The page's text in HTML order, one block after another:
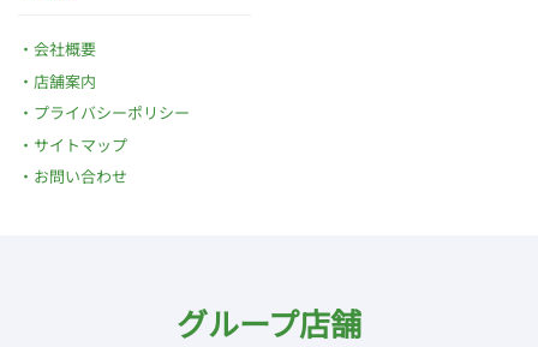
会社概要
店舗案内
プライバシーポリシー
サイトマップ
お問い合わせ
グループ店舗